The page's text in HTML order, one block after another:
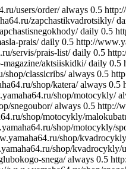
users/order/ always 0.5
zapchastikvadrotsikly/
daily 0.5
prais/ daily 0.5 http://
servis/prais-list/ daily 0.5
aktsiiskidki/ daily 0.5
shop/classicribs/ always 0.5
shop/katera/ always 0.5
shop/motocykly/
snegoubor/ always 0.5 http://
shop/motocykly/
shop/motocykly/
shop/
shop/kvadrocykly/
snega/ always 0.5